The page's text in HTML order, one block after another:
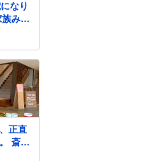
なり
いを
てい
が左
て先
同じ
、手
まし
正直
斎藤
事で